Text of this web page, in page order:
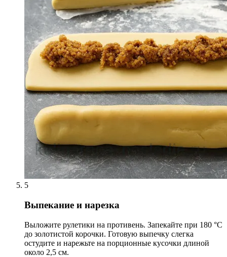
5
Выпекание и нарезка
Выложите рулетики на противень. Запекайте при 180 °C
до золотистой корочки. Готовую выпечку слегка
остудите и нарежьте на порционные кусочки длиной
около 2,5 см.